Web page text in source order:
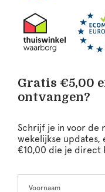
Gratis €5,00
ontvangen?
Schrijf je in voor de
wekelijkse updates,
€10,00 die je direct
this